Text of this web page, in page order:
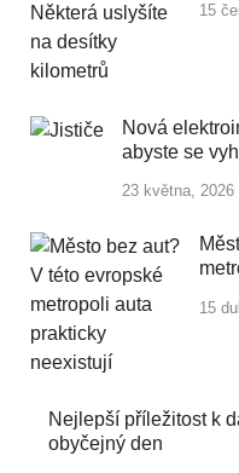
15
Nová
abyste se
23 května, 2026
15
Nejlepší příležitost k
obyčejný den